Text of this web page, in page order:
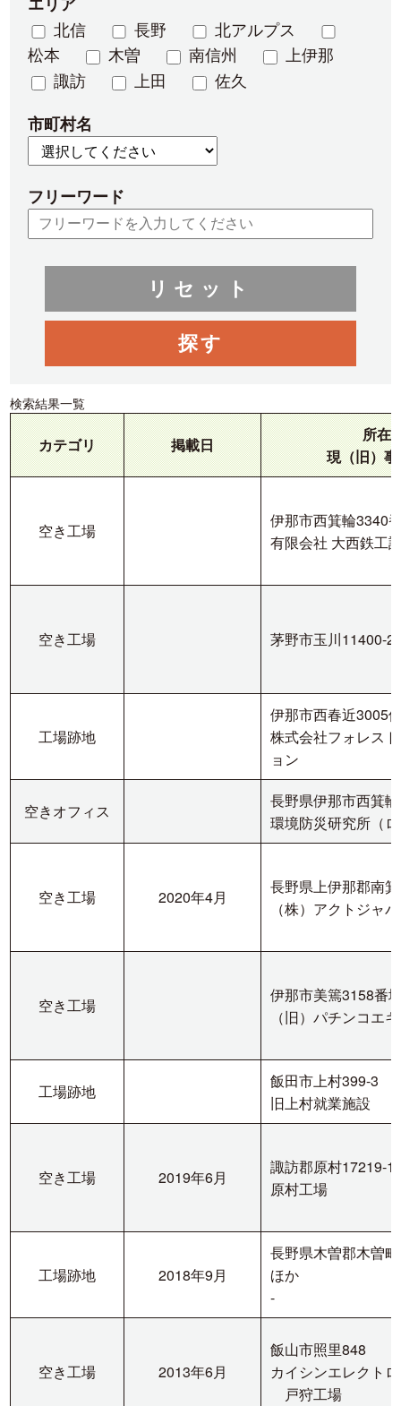
北信
長野
北アルプス
松本
木曽 南信州
上伊那
諏訪
上田
佐久
市町村名
フリーワード
検索結果一覧
カテゴリ 掲載日
所在
現（旧）
空き工場
伊那市西箕輪3340
有限会社 大西鉄工
空き工場 茅野市玉川11400-
工場跡地
伊那市西春近3005
株式会社フォレス
ョン
空きオフィス
長野県伊那市西箕
環境防災研究所（
空き工場 2020年4月
長野県上伊那郡南
（株）アクトジャ
空き工場
伊那市美篶3158番
（旧）パチンコエ
工場跡地
飯田市上村399-3
旧上村就業施設
空き工場 2019年6月
諏訪郡原村17219-
原村工場
工場跡地 2018年9月
長野県木曽郡木曽
ほか
-
空き工場 2013年6月
飯山市照里848
カイシンエレクト
戸狩工場